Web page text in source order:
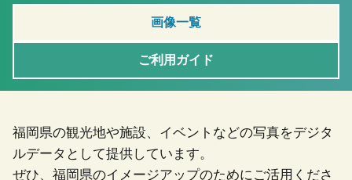
画像一覧
ご利用ガイド
福岡県の観光地や施設、イベントなどの写真をデジタ
ルデータとして提供しています。
ぜひ、福岡県のイメージアップのためにご活用くださ